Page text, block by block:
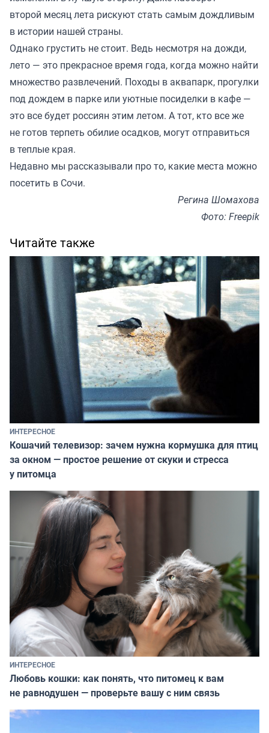
второй месяц лета рискуют стать самым дождливым
в истории нашей страны.
Однако грустить не стоит. Ведь несмотря на дожди,
лето — это прекрасное время года, когда можно найти
множество развлечений. Походы в аквапарк, прогулки
под дождем в парке или уютные посиделки в кафе —
это все будет россиян этим летом. А тот, кто все же
не готов терпеть обилие осадков, могут отправиться
в теплые края.
Недавно мы рассказывали про то, какие места можно
посетить в Сочи.
Регина Шомахова
Фото: Freepik
Читайте также
ИНТЕРЕСНОЕ
Кошачий телевизор: зачем нужна кормушка для птиц
за окном — простое решение от скуки и стресса
у питомца
ИНТЕРЕСНОЕ
Любовь кошки: как понять, что питомец к вам
не равнодушен — проверьте вашу с ним связь